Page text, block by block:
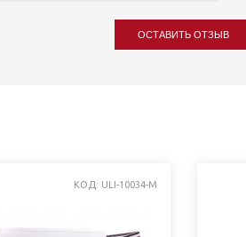
ОСТАВИТЬ ОТЗЫВ
КОД: ULI-10034-M